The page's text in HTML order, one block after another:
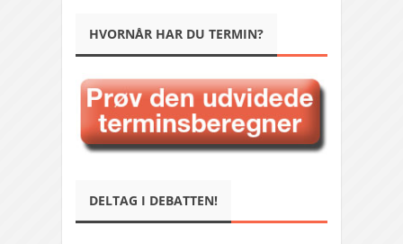
HVORNÅR HAR DU TERMIN?
DELTAG I DEBATTEN!